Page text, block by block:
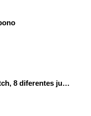
Programa con Scratch, 8 diferentes juegos para vivir la emoción de los partidos de España en el mundial 2026